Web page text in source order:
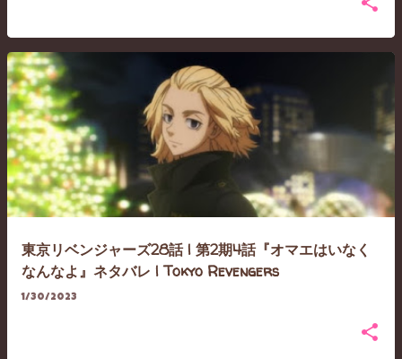
東京リベンジャーズ28話 | 第2期4話『オマエはいなく
なんなよ』ネタバレ | Tokyo Revengers
1/30/2023